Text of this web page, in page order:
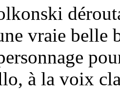
vraie belle
à la voix